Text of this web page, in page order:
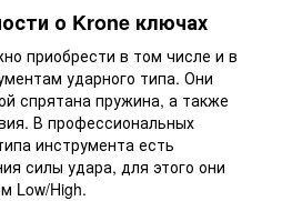
о Krone ключах
приобрести в том числе и в
ударного типа. Они
спрятана пружина, а также
В профессиональных
инструмента есть
силы удара, для этого они
Low/High.